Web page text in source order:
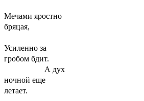
Мечами яростно
бряцая,
Усиленно за
гробом бдит.
А дух
ночной еще
летает.